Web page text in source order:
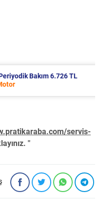
Bakım 6.726 TL
servis-
"